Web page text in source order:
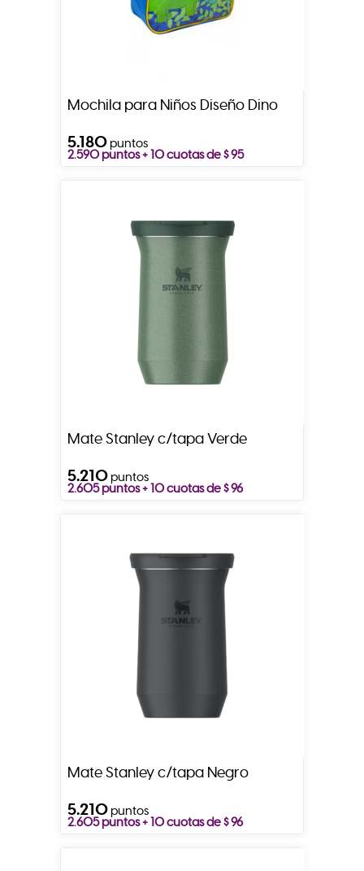
Mochila para Niños Diseño Dino
5.180puntos
2.590 puntos + 10 cuotas de $ 95
Mate Stanley c/tapa Verde
5.210puntos
2.605 puntos + 10 cuotas de $ 96
Mate Stanley c/tapa Negro
5.210puntos
2.605 puntos + 10 cuotas de $ 96